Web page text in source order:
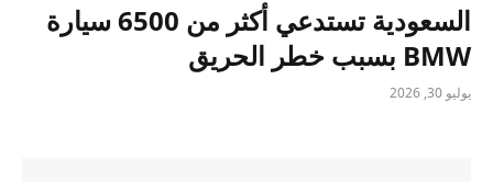
السعودية تستدعي أكثر من 6500 سيارة
BMW بسبب خطر الحريق
يوليو 30, 2026